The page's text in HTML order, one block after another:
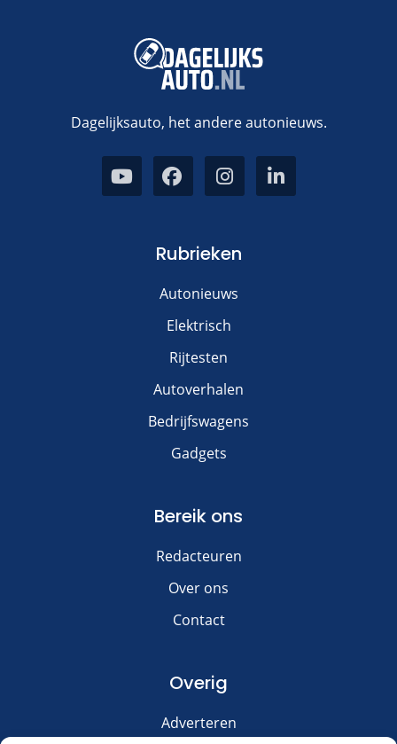
Dagelijksauto, het andere autonieuws.
Rubrieken
Autonieuws
Elektrisch
Rijtesten
Autoverhalen
Bedrijfswagens
Gadgets
Bereik ons
Redacteuren
Over ons
Contact
Overig
Adverteren